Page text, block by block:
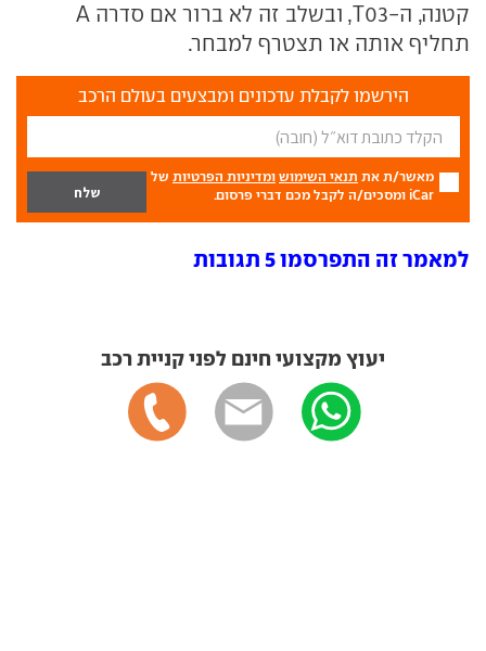
קטנה, ה-T03, ובשלב זה לא ברור אם סדרה A
תחליף אותה או תצטרף למבחר.
הירשמו לקבלת עדכונים ומבצעים בעולם הרכב
מאשר/ת את תנאי השימוש ומדיניות הפרטיות של
iCar ומסכים/ה לקבל מכם דברי פרסום.
למאמר זה התפרסמו 5 תגובות
יעוץ מקצועי חינם לפני קניית רכב